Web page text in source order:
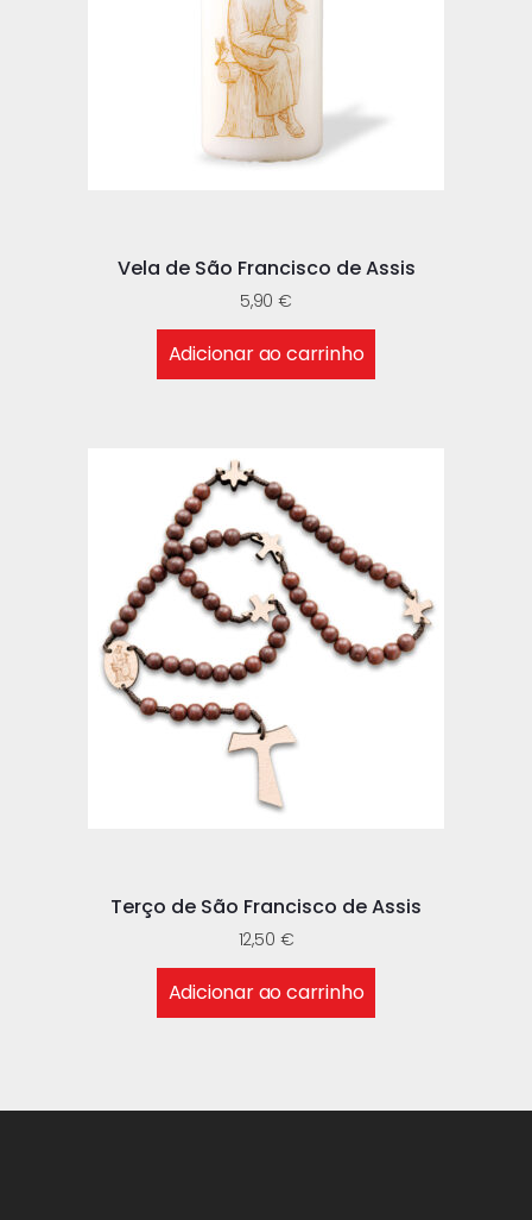
Vela de São Francisco de Assis
5,90€
Adicionar ao carrinho
Terço de São Francisco de Assis
12,50 €
Adicionar ao carrinho